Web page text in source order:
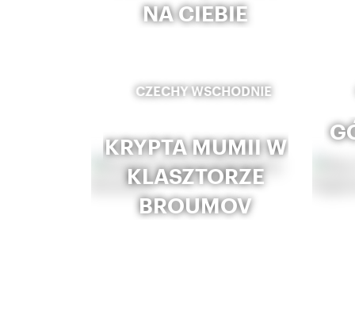
NA CIEBIE
CZECHY WSCHODNIE
KRYPTA MUMII W
KLASZTORZE
BROUMOV